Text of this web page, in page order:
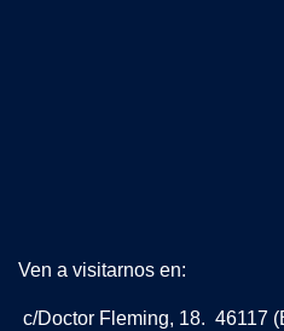
Ven a visitarnos en:
c/Doctor Fleming, 18. 46117